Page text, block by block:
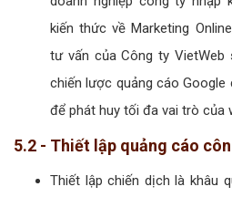
công ty nhập khẩu nào tại
ưu với chi phí hợp lý nhất.
tâm khi sử dụng dịch vụ
nhập khẩu của chúng tôi,
phí tối ưu cho mọi nhu cầu
Công ty chúng tôi cung cấp
Adwords công ty nhập khẩu tối